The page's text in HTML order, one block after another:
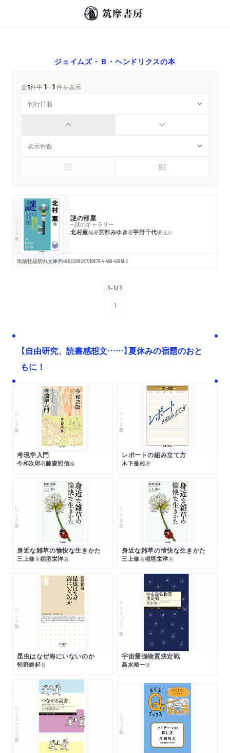
ジェイムズ・Ｂ・ヘンドリクスの本
全1件中1─1件を表示
ちくま文庫 謎の部屋
─謎のギャラリー
北村薫編著宮部みゆき著宇野千代著ほか
出版社品切れ文庫判496頁2012/07/10978-4-480-42961-2
1-1/1
1
【自由研究、読書感想文……】夏休みの宿題のおと
もに！
ちくま文庫
考現学入門
今和次郎著藤森照信編
ちくま学芸文庫
レポートの組み立て方
木下是雄著
ちくま文庫
身近な雑草の愉快な生きかた
三上修著稲垣栄洋著
ちくま文庫
身近な雑草の愉快な生きかた
三上修著稲垣栄洋著
ちくま新書
昆虫はなぜ海にいないのか
朝野維起著
ちくまプリマー新書
宇宙最強物質決定戦
高水裕一著
ちくまプリマー新書 シリーズ・全集